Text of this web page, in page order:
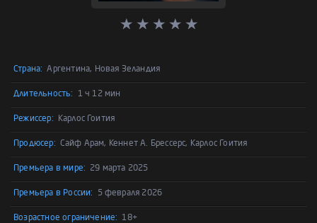
Страна: Аргентина, Новая Зеландия
Длительность: 1 ч 12 мин
Режиссер: Карлос Гоития
Продюсер: Сайф Арам, Кеннет А. Брессерс, Карлос Гоития
Премьера в мире: 29 марта 2025
Премьера в России: 5 февраля 2026
Возрастное ограничение: 18+